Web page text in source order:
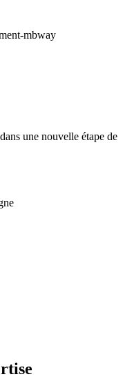
une nouvelle étape de